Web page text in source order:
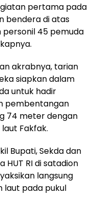
pertama pada
bendera di atas
personil 45 pemuda
akrabnya, tarian
siapkan dalam
untuk hadir
pembentangan
74 meter dengan
Fakfak.
Bupati, Sekda dan
HUT RI di satadion
langsung
laut pada pukul